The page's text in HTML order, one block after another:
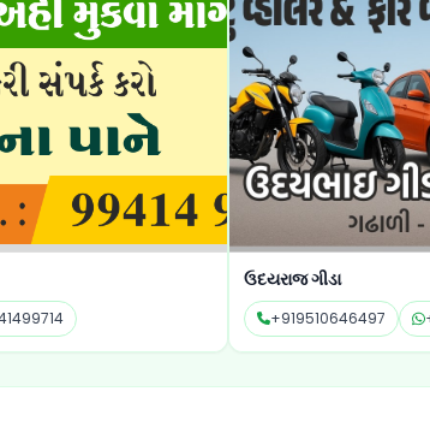
+919510646497 +919510646497